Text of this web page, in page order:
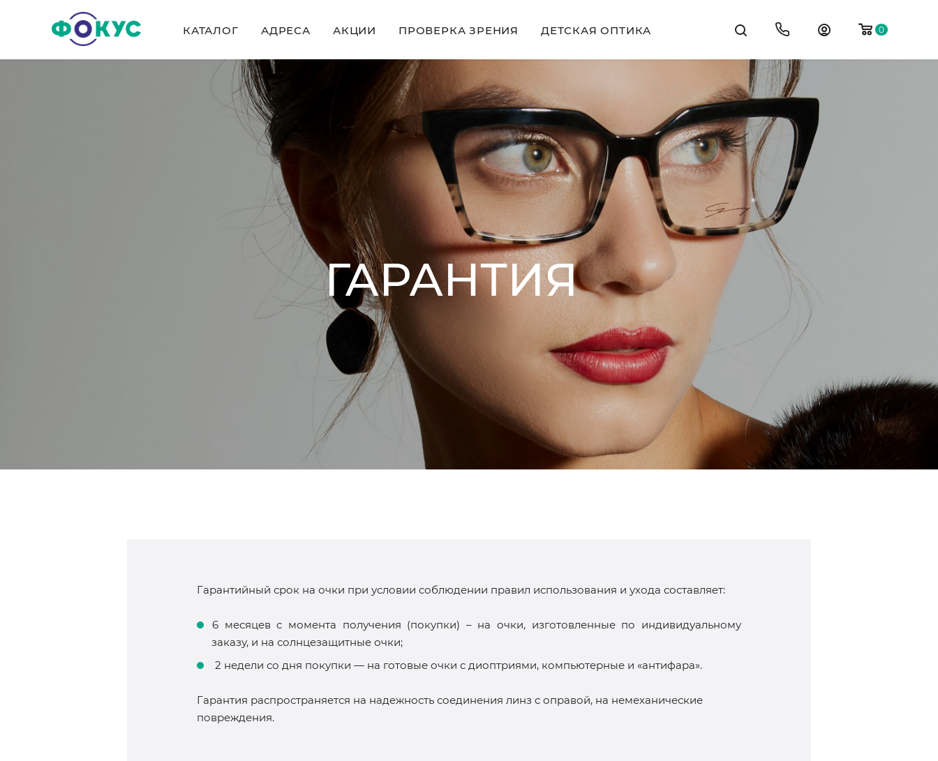
0
КАТАЛОГ АДРЕСА АКЦИИ ПРОВЕРКА ЗРЕНИЯ ДЕТСКАЯ ОПТИКА
ГАРАНТИЯ
Гарантийный срок на очки при условии соблюдении правил использования и ухода составляет:
6 месяцев с момента получения (покупки) – на очки, изготовленные по индивидуальному
заказу, и на солнцезащитные очки;
2 недели со дня покупки — на готовые очки с диоптриями, компьютерные и «антифара».
Гарантия распространяется на надежность соединения линз с оправой, на немеханические
повреждения.